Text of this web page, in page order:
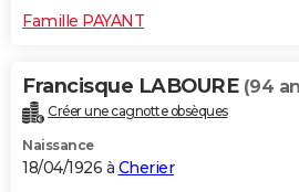
Famille PAYANT
Francisque LABOURE (94
Créer une cagnotte obsèques
Naissance
18/04/1926 à Cherier